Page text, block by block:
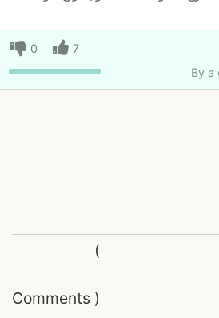
0
7
By a
Comments
(
)